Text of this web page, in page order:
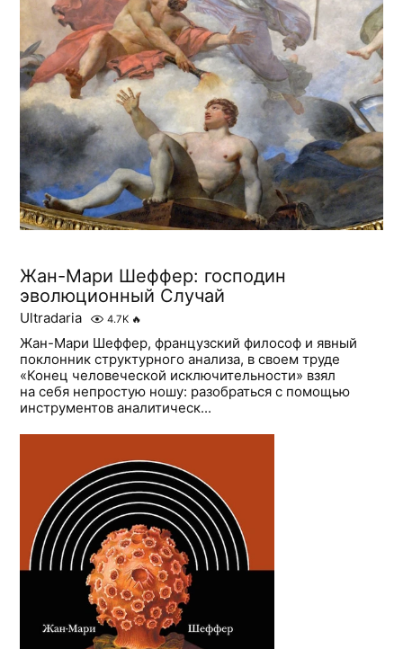
Жан-Мари Шеффер: господин
эволюционный Случай
Ultradaria 4.7K 🔥
Жан-Мари Шеффер, французский философ и явный
поклонник структурного анализа, в своем труде
«Конец человеческой исключительности» взял
на себя непростую ношу: разобраться с помощью
инструментов аналитическ...